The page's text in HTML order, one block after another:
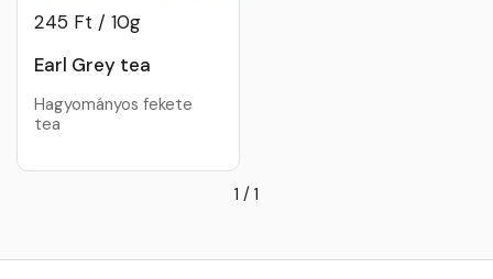
245 Ft / 10g
Earl Grey tea
Hagyományos fekete
tea
1 / 1